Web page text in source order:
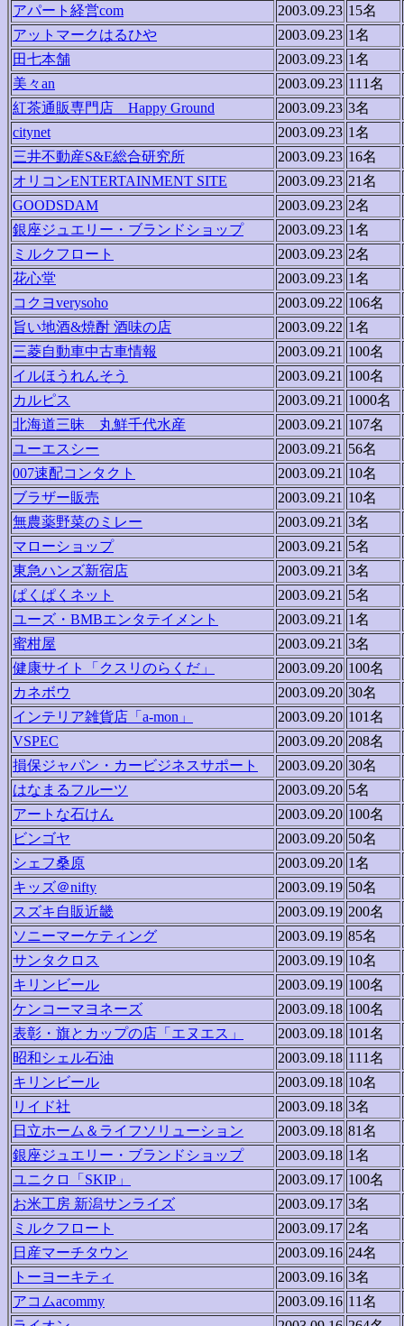
アパート経営com
2003.09.23 15名
アットマークはるひや
2003.09.23 1名
田七本舗
2003.09.23 1名
美々an
2003.09.23 111名
紅茶通販専門店 Happy Ground
2003.09.23 3名
citynet
2003.09.23 1名
三井不動産S&E総合研究所
2003.09.23 16名
オリコンENTERTAINMENT SITE
2003.09.23 21名
GOODSDAM
2003.09.23 2名
銀座ジュエリー・ブランドショップ
2003.09.23 1名
ミルクフロート
2003.09.23 2名
花心堂
2003.09.23 1名
コクヨverysoho
2003.09.22 106名
旨い地酒&焼酎 酒味の店
2003.09.22 1名
三菱自動車中古車情報
2003.09.21 100名
イルほうれんそう
2003.09.21 100名
カルピス
2003.09.21 1000名
北海道三昧 丸鮮千代水産
2003.09.21 107名
ユーエスシー
2003.09.21 56名
007速配コンタクト
2003.09.21 10名
ブラザー販売
2003.09.21 10名
無農薬野菜のミレー
2003.09.21 3名
マローショップ
2003.09.21 5名
東急ハンズ新宿店
2003.09.21 3名
ぱくぱくネット
2003.09.21 5名
ユーズ・BMBエンタテイメント
2003.09.21 1名
蜜柑屋
2003.09.21 3名
健康サイト「クスリのらくだ」
2003.09.20 100名
カネボウ
2003.09.20 30名
インテリア雑貨店「a-mon」
2003.09.20 101名
VSPEC
2003.09.20 208名
損保ジャパン・カービジネスサポート
2003.09.20 30名
はなまるフルーツ
2003.09.20 5名
アートな石けん
2003.09.20 100名
ビンゴヤ
2003.09.20 50名
シェフ桑原
2003.09.20 1名
キッズ＠nifty
2003.09.19 50名
スズキ自販近畿
2003.09.19 200名
ソニーマーケティング
2003.09.19 85名
サンタクロス
2003.09.19 10名
キリンビール
2003.09.19 100名
ケンコーマヨネーズ
2003.09.18 100名
表彰・旗とカップの店「エヌエス」
2003.09.18 101名
昭和シェル石油
2003.09.18 111名
キリンビール
2003.09.18 10名
リイド社
2003.09.18 3名
日立ホーム＆ライフソリューション
2003.09.18 81名
銀座ジュエリー・ブランドショップ
2003.09.18 1名
ユニクロ「SKIP」
2003.09.17 100名
お米工房 新潟サンライズ
2003.09.17 3名
ミルクフロート
2003.09.17 2名
日産マーチタウン
2003.09.16 24名
トーヨーキティ
2003.09.16 3名
アコムacommy
2003.09.16 11名